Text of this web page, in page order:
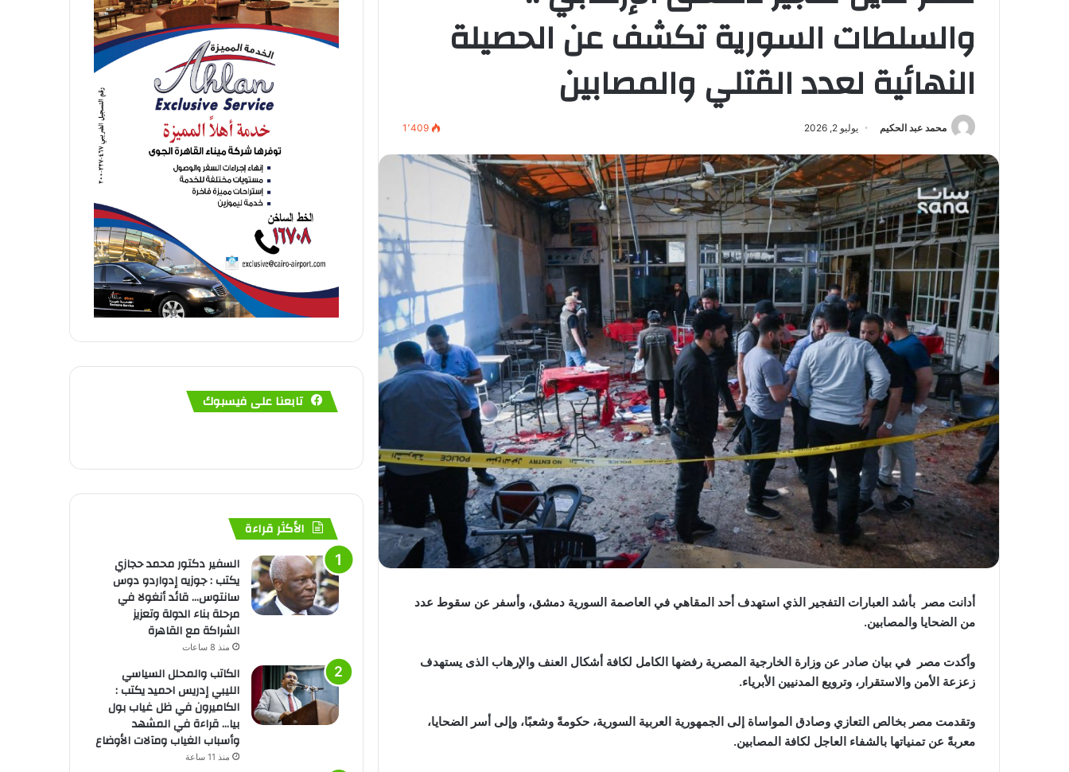
والسلطات السورية تكشف عن الحصيلة
النهائية لعدد القتلي والمصابين
محمد عبد الحكيم يوليو 2, 2026 1٬409
أدانت مصر بأشد العبارات التفجير الذي استهدف أحد المقاهي في العاصمة السورية دمشق، وأسفر عن سقوط عدد
من الضحايا والمصابين.
وأكدت مصر في بيان صادر عن وزارة الخارجية المصرية رفضها الكامل لكافة أشكال العنف والإرهاب الذى يستهدف
زعزعة الأمن والاستقرار، وترويع المدنيين الأبرياء.
وتقدمت مصر بخالص التعازي وصادق المواساة إلى الجمهورية العربية السورية، حكومةً وشعبًا، وإلى أسر الضحايا،
معربةً عن تمنياتها بالشفاء العاجل لكافة المصابين.
تابعنا على فيسبوك
الأكثر قراءة
السفير دكتور محمد حجازي
يكتب : جوزيه إدواردو دوس
سانتوس… قائد أنغولا في
مرحلة بناء الدولة وتعزيز
الشراكة مع القاهرة
منذ 8 ساعات
الكاتب والمحلل السياسي
الليبي إدريس احميد يكتب :
الكاميرون في ظل غياب بول
بيا… قراءة في المشهد
وأسباب الغياب ومآلات الأوضاع
منذ 11 ساعة